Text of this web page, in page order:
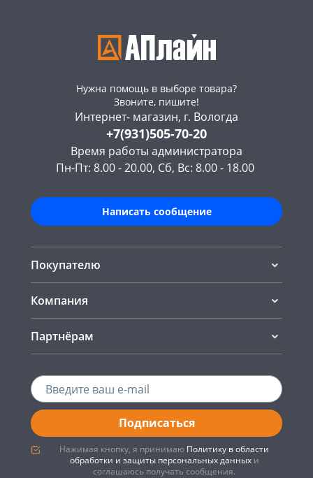
Нужна помощь в выборе товара?
Звоните, пишите!
Интернет- магазин, г. Вологда
+7(931)505-70-20
Время работы администратора
Пн-Пт: 8.00 - 20.00, Сб, Вс: 8.00 - 18.00
Написать сообщение
Покупателю
Компания
Партнёрам
Подписаться
Нажимая кнопку, я принимаю Политику в области
обработки и защиты персональных данныхи
соглашаюсь получать сообщения.